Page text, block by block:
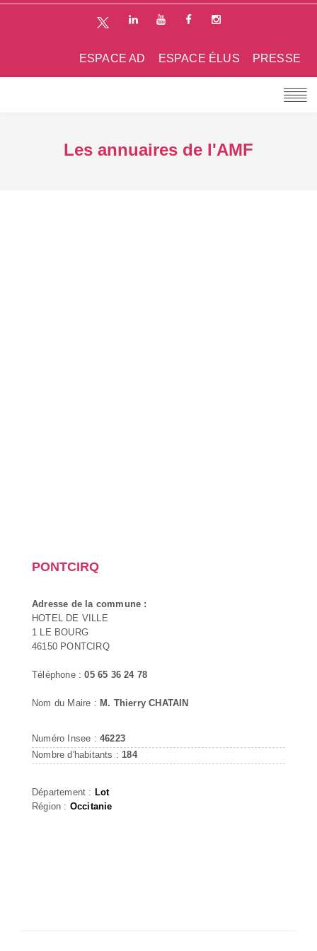
PRESSE
ESPACE ÉLUS
ESPACE AD
Les annuaires de l'AMF
PONTCIRQ
Adresse de la commune :
HOTEL DE VILLE
1 LE BOURG
46150 PONTCIRQ
Téléphone :05 65 36 24 78
Nom du Maire : M. Thierry CHATAIN
Numéro Insee : 46223
Nombre d'habitants : 184
Département : Lot
Région : Occitanie